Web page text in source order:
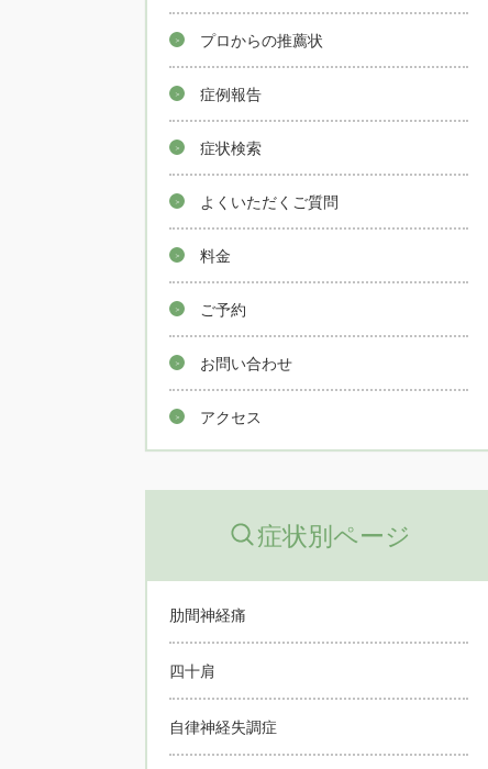
プロからの推薦状
症例報告
症状検索
よくいただくご質問
料金
ご予約
お問い合わせ
アクセス
症状別ページ
肋間神経痛
四十肩
自律神経失調症